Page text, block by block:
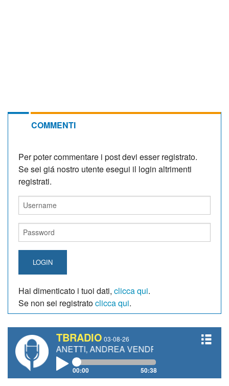
COMMENTI
Per poter commentare i post devi esser registrato.
Se sei giá nostro utente esegui il login altrimenti
registrati.
LOGIN
Hai dimenticato i tuoi dati, clicca qui.
Se non sei registratoclicca qui.
TBRADIO 03-08-26
GIANETTI, ANDREA VENDRAME, FILIPPO FIORELLI
00:00 50:38